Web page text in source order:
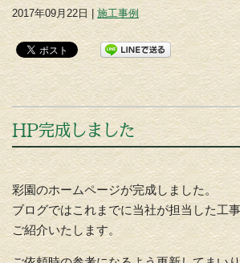
2017年09月22日 | 施工事例
HP完成しました
彩園のホームページが完成しました。
ブログではこれまでに当社が担当した工
ご紹介いたします。